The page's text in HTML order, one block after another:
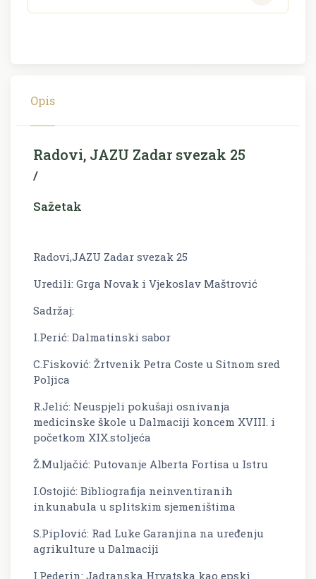
Opis
Radovi, JAZU Zadar svezak 25
/
Sažetak
Radovi,JAZU Zadar svezak 25
Uredili: Grga Novak i Vjekoslav Maštrović
Sadržaj:
I.Perić: Dalmatinski sabor
C.Fisković: Žrtvenik Petra Coste u Sitnom sred
Poljica
R.Jelić: Neuspjeli pokušaji osnivanja
medicinske škole u Dalmaciji koncem XVIII. i
početkom XIX.stoljeća
Ž.Muljačić: Putovanje Alberta Fortisa u Istru
I.Ostojić: Bibliografija neinventiranih
inkunabula u splitskim sjemeništima
S.Piplović: Rad Luke Garanjina na uređenju
agrikulture u Dalmaciji
I.Pederin: Jadranska Hrvatska kao epski